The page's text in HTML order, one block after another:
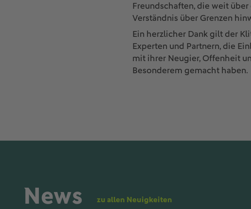
Freundschaften, die weit
Verständnis über Grenzen
Ein herzlicher Dank gilt der
Experten und Partnern, die
mit ihrer Neugier, Offenheit
Besonderem gemacht haben.
News zu allen Neuigkeiten